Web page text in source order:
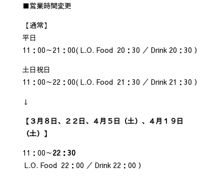
■営業時間変更
【通常】
平日
11：00～21：00( L.O. Food 20：30 ／ Drink 20：30 ）
土日祝日
11：00～22：00( L.O. Food 21：30 ／ Drink 21：30 ）
↓
【３月８日、２２日、４月５日（土）、４月１９日
（土）】
11：00～22：30
L.O. Food 22：00 ／ Drink 22：00 ）